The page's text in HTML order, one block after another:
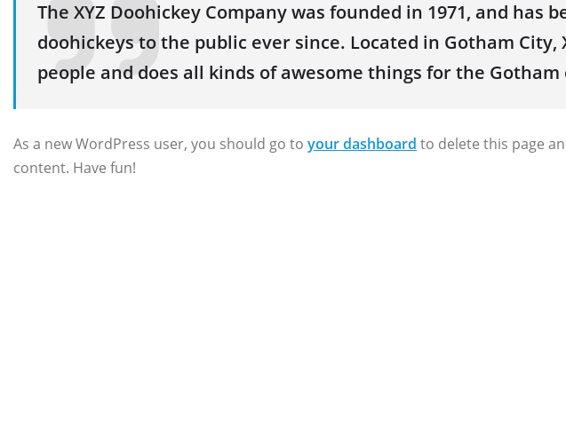
The XYZ Doohickey Company was founded in 1971, and has
doohickeys to the public ever since. Located in Gotham City,
people and does all kinds of awesome things for the
As a new WordPress user, you should go to your dashboard to delete this page
content. Have fun!